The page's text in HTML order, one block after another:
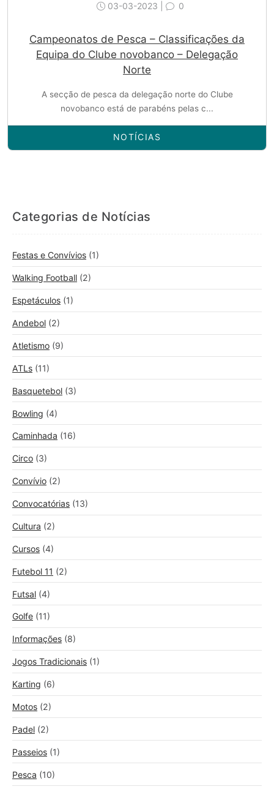
03-03-2023 | 0
Campeonatos de Pesca – Classificações da
Equipa do Clube novobanco – Delegação
Norte
A secção de pesca da delegação norte do Clube
novobanco está de parabéns pelas c...
NOTÍCIAS
Categorias de Notícias
Festas e Convívios (1)
Walking Football (2)
Espetáculos (1)
Andebol (2)
Atletismo (9)
ATLs (11)
Basquetebol (3)
Bowling (4)
Caminhada (16)
Circo (3)
Convívio (2)
Convocatórias (13)
Cultura (2)
Cursos (4)
Futebol 11 (2)
Futsal (4)
Golfe (11)
Informações (8)
Jogos Tradicionais (1)
Karting (6)
Motos (2)
Padel (2)
Passeios (1)
Pesca (10)